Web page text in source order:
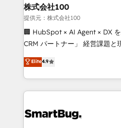
from week one, in your time zone. What
Onboarding: Live in weeks,
around your business, not a
Move from any legacy CRM.
run your revenue process.
service wired together. ➤ AI
tune-ups, feature rollouts,
HubSpot, switching to it, or
株式会社100
提供元：株式会社100
🏢 HubSpot × AI Agent × DX
CRM パートナー」 経営課題と現場業務をつなぐAIネイ
ティブ・エージェンシーとし
力で顧客フロント業務を再設計します。 💡
をする会社か？ HubSpotを共
トを組み込んだ顧客フロント
ィブ・エージェンシーです。事
Elite4.9